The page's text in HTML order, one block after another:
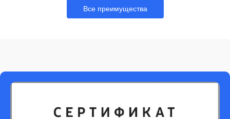
Все преимущества